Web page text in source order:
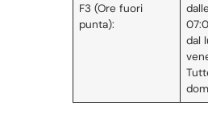
F3 (Ore fuori
punta):
dal